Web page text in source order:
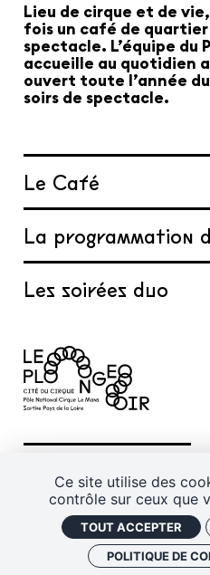
Ce site utilise des
contrôle sur ceux que
TOUT ACCEPTER
POLITIQUE DE
Lieu de cirque et de
fois un café de
spectacle. L’équipe du
accueille au quotidien
ouvert toute l’année
soirs de spectacle.
Le Café
La programmation
Les soirées duo
6 boulevard Winston
Churchill
72100 Le Mans